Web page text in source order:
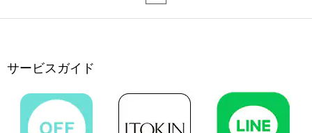
サービスガイド